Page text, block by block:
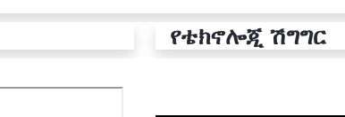
የቴክኖሎጂ ሽግግር